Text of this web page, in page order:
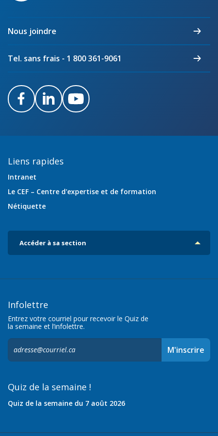
électriciens
Nous joindre
Tel. sans frais - 1 800 361-9061
FacebookLinkedInYoutube
Liens rapides
Intranet
Le CEF – Centre d'expertise et de formation
Nétiquette
Accéder à sa section
Infolettre
Entrez votre courriel pour recevoir le Quiz de
la semaine et l’infolettre.
M'inscrire
Quiz de la semaine !
Quiz de la semaine du 7 août 2026